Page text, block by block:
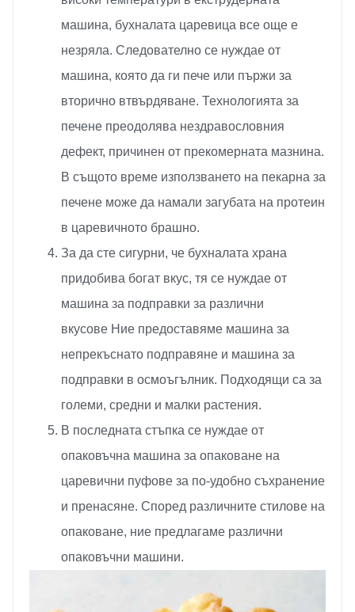
машина, бухналата царевица все още е
незряла. Следователно се нуждае от
машина, която да ги пече или пържи за
вторично втвърдяване. Технологията за
печене преодолява нездравословния
дефект, причинен от прекомерната мазнина.
В същото време използването на пекарна за
печене може да намали загубата на протеин
в царевичното брашно.
За да сте сигурни, че бухналата храна
придобива богат вкус, тя се нуждае от
машина за подправки за различни
вкусове Ние предоставяме машина за
непрекъснато подправяне и машина за
подправки в осмоъгълник. Подходящи са за
големи, средни и малки растения.
В последната стъпка се нуждае от
опаковъчна машина за опаковане на
царевични пуфове за по-удобно съхранение
и пренасяне. Според различните стилове на
опаковане, ние предлагаме различни
опаковъчни машини.